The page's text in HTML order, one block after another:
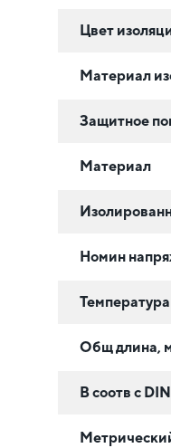
Цвет
Материал
Защитное
Материал
Номин
Общ длина,
В соотв с DIN